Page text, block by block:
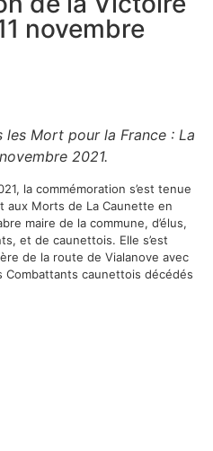
novembre
les Mort pour la France : La
2021.
la commémoration s’est tenue
aux Morts de La Caunette en
maire de la commune, d’élus,
et de caunettois. Elle s’est
de la route de Vialanove avec
Combattants caunettois décédés